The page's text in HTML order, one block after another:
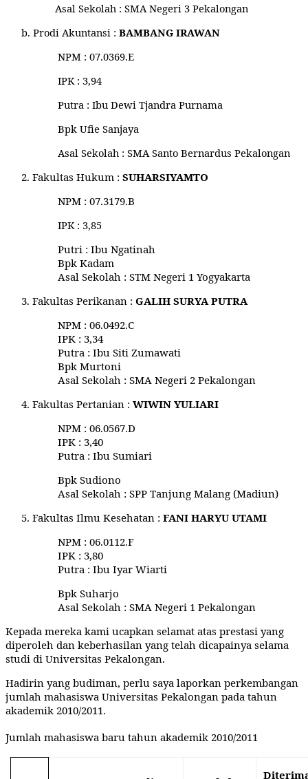
Asal Sekolah : SMA Negeri 3 Pekalongan
b. Prodi Akuntansi : BAMBANG IRAWAN
NPM : 07.0369.E
IPK : 3,94
Putra : Ibu Dewi Tjandra Purnama
Bpk Ufie Sanjaya
Asal Sekolah : SMA Santo Bernardus Pekalongan
2. Fakultas Hukum : SUHARSIYAMTO
NPM : 07.3179.B
IPK : 3,85
Putri : Ibu Ngatinah
Bpk Kadam
Asal Sekolah : STM Negeri 1 Yogyakarta
3. Fakultas Perikanan : GALIH SURYA PUTRA
NPM : 06.0492.C
IPK : 3,34
Putra : Ibu Siti Zumawati
Bpk Murtoni
Asal Sekolah : SMA Negeri 2 Pekalongan
4. Fakultas Pertanian : WIWIN YULIARI
NPM : 06.0567.D
IPK : 3,40
Putra : Ibu Sumiari
Bpk Sudiono
Asal Sekolah : SPP Tanjung Malang (Madiun)
5. Fakultas Ilmu Kesehatan : FANI HARYU UTAMI
NPM : 06.0112.F
IPK : 3,80
Putra : Ibu Iyar Wiarti
Bpk Suharjo
Asal Sekolah : SMA Negeri 1 Pekalongan
Kepada mereka kami ucapkan selamat atas prestasi yang
diperoleh dan keberhasilan yang telah dicapainya selama
studi di Universitas Pekalongan.
Hadirin yang budiman, perlu saya laporkan perkembangan
jumlah mahasiswa Universitas Pekalongan pada tahun
akademik 2010/2011.
Jumlah mahasiswa baru tahun akademik 2010/2011